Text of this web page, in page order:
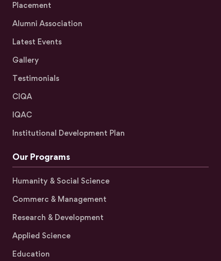
Placement
Alumni Association
Latest Events
Gallery
Testimonials
CIQA
IQAC
Institutional Development Plan
Our Programs
Humanity & Social Science
Commerc & Management
Research & Development
Applied Science
Education